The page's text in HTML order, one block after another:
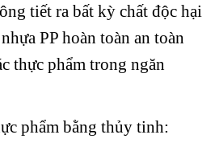
tiết ra bất kỳ chất độc hại
PP hoàn toàn an toàn
thực phẩm trong ngăn
phẩm bằng thủy tinh: